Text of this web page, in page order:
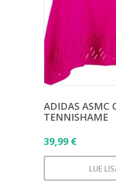
ADIDAS ASMC
TENNISHAME
39,99 €
LUE